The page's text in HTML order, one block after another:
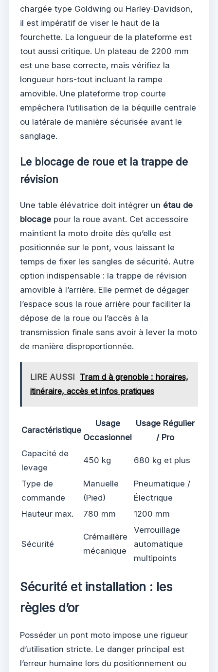
chargée type Goldwing ou Harley-Davidson,
il est impératif de viser le haut de la
fourchette. La longueur de la plateforme est
tout aussi critique. Un plateau de 2200 mm
est une base correcte, mais vérifiez la
longueur hors-tout incluant la rampe
amovible. Une plateforme trop courte
empêchera l’utilisation de la béquille centrale
ou latérale de manière sécurisée avant le
sanglage.
Le blocage de roue et la trappe de
révision
Une table élévatrice doit intégrer un étau de
blocage pour la roue avant. Cet accessoire
maintient la moto droite dès qu’elle est
positionnée sur le pont, vous laissant le
temps de fixer les sangles de sécurité. Autre
option indispensable : la trappe de révision
amovible à l’arrière. Elle permet de dégager
l’espace sous la roue arrière pour faciliter la
dépose de la roue ou l’accès à la
transmission finale sans avoir à lever la moto
de manière disproportionnée.
LIRE AUSSI Tram d à grenoble : horaires,
itinéraire, accès et infos pratiques
Caractéristique
Usage
Occasionnel
Usage Régulier
/ Pro
Capacité de
levage
450 kg 680 kg et plus
Type de
commande
Manuelle
(Pied)
Pneumatique /
Électrique
Hauteur max.
780 mm 1200 mm
Sécurité
Crémaillère
mécanique
Verrouillage
automatique
multipoints
Sécurité et installation : les
règles d’or
Posséder un pont moto impose une rigueur
d’utilisation stricte. Le danger principal est
l’erreur humaine lors du positionnement ou